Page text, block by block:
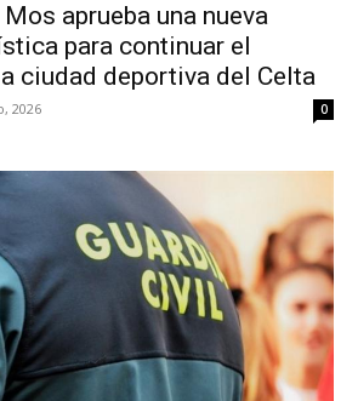
aprueba una nueva
para continuar el
ciudad deportiva del Celta
2026 0